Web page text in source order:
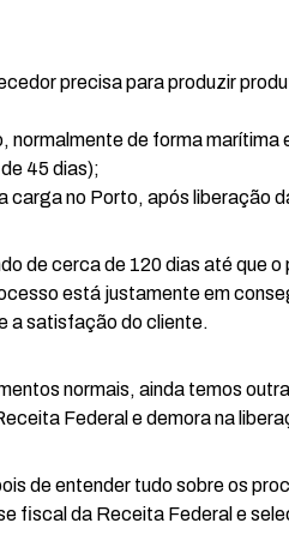
precisa para produzir
normalmente de forma
45 dias);
carga no Porto, após liberação
de cerca de 120 dias até que
está justamente em
a satisfação do cliente.
normais, ainda temos
Federal e demora na
de entender tudo sobre os
fiscal da Receita Federal e